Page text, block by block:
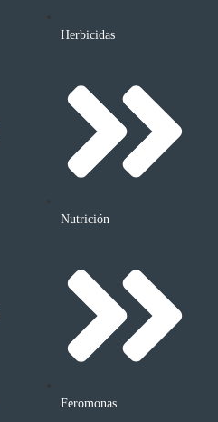
Herbicidas
Nutrición
Feromonas